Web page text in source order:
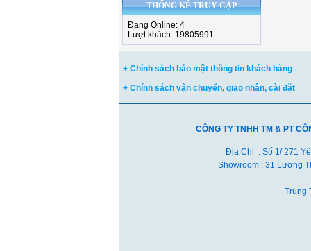
THỐNG KÊ TRUY CẬP
Đang Online: 4
Lượt khách: 19805991
+ Chính sách bảo mật thông tin khách hàng
+ Chính sách vận chuyển, giao nhận, cài đặt
CÔNG TY TNHH TM & PT
Địa Chỉ : Số 1/ 271
Showroom : 31 Lương
Trung